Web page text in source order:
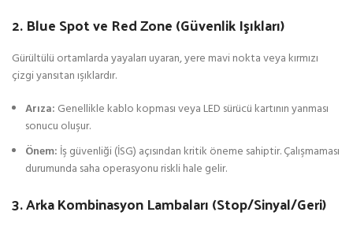
2. Blue Spot ve Red Zone (Güvenlik Işıkları)
Gürültülü ortamlarda yayaları uyaran, yere mavi nokta veya kırmızı
çizgi yansıtan ışıklardır.
Arıza: Genellikle kablo kopması veya LED sürücü kartının yanması
sonucu oluşur.
Önem: İş güvenliği (İSG) açısından kritik öneme sahiptir. Çalışmaması
durumunda saha operasyonu riskli hale gelir.
3. Arka Kombinasyon Lambaları (Stop/Sinyal/Geri)